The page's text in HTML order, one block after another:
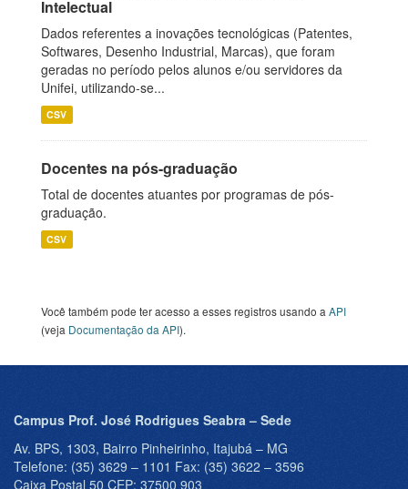
Intelectual
Dados referentes a inovações tecnológicas (Patentes,
Softwares, Desenho Industrial, Marcas), que foram
geradas no período pelos alunos e/ou servidores da
Unifei, utilizando-se...
CSV
Docentes na pós-graduação
Total de docentes atuantes por programas de pós-
graduação.
CSV
Você também pode ter acesso a esses registros usando a API
(veja Documentação da API).
Campus Prof. José Rodrigues Seabra – Sede
Av. BPS, 1303, Bairro Pinheirinho, Itajubá – MG
Telefone: (35) 3629 – 1101 Fax: (35) 3622 – 3596
Caixa Postal 50 CEP: 37500 903